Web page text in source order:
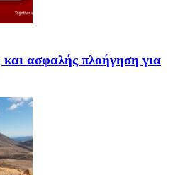
ασφαλής πλοήγηση για